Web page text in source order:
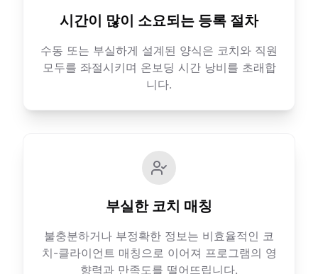
시간이 많이 소요되는 등록 절차
수동 또는 부실하게 설계된 양식은 코치와 직원
모두를 좌절시키며 온보딩 시간 낭비를 초래합
니다.
부실한 코치 매칭
불충분하거나 부정확한 정보는 비효율적인 코
치-클라이언트 매칭으로 이어져 프로그램의 영
향력과 만족도를 떨어뜨립니다.